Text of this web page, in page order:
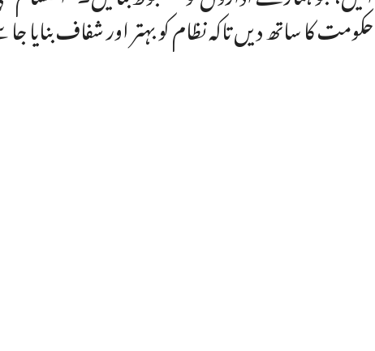
حکومت کا ساتھ دیں تاکہ نظام کو بہتر اور شفاف بنایا